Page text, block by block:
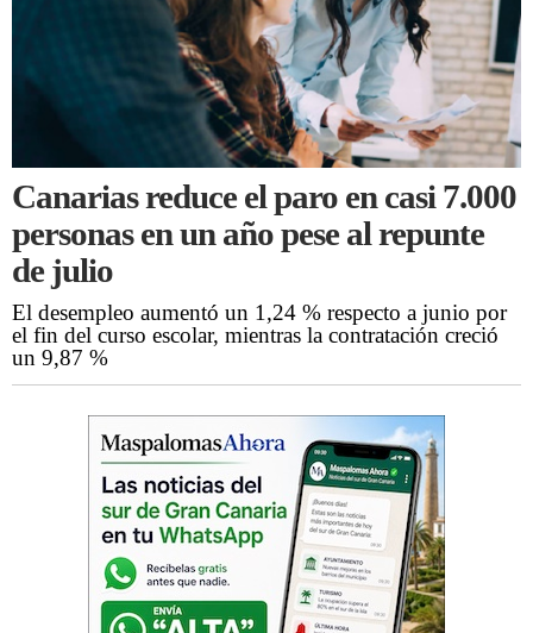
Canarias reduce el paro en casi 7.000
personas en un año pese al repunte
de julio
El desempleo aumentó un 1,24 % respecto a junio por
el fin del curso escolar, mientras la contratación creció
un 9,87 %